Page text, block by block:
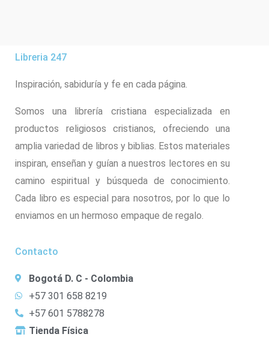
Libreria 247
Inspiración, sabiduría y fe en cada página.
Somos una librería cristiana especializada en
productos religiosos cristianos, ofreciendo una
amplia variedad de libros y biblias. Estos materiales
inspiran, enseñan y guían a nuestros lectores en su
camino espiritual y búsqueda de conocimiento.
Cada libro es especial para nosotros, por lo que lo
enviamos en un hermoso empaque de regalo.
Contacto
Bogotá D. C - Colombia
+57 301 658 8219
+57 601 5788278
Tienda Física